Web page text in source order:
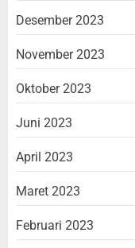
Desember 2023
November 2023
Oktober 2023
Juni 2023
April 2023
Maret 2023
Februari 2023